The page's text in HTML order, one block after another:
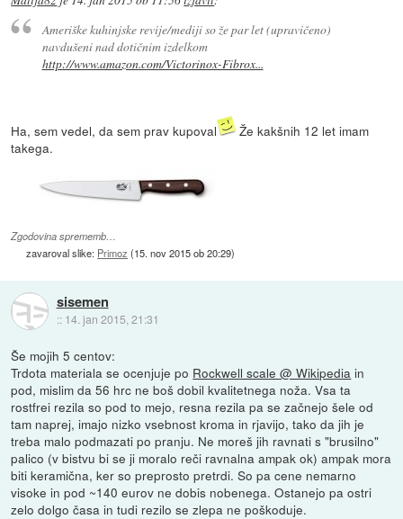
Ameriške kuhinjske revije/mediji so že par let (upravičeno)
navdušeni nad dotičnim izdelkom
http://www.amazon.com/Victorinox-Fibrox...
Ha, sem vedel, da sem prav kupoval
Že kakšnih 12 let imam
takega.
Zgodovina sprememb…
zavaroval slike: Primoz (15. nov 2015 ob 20:29)
sisemen
:: 14. jan 2015, 21:31
Še mojih 5 centov:
Trdota materiala se ocenjuje po Rockwell scale @ Wikipedia in
pod, mislim da 56 hrc ne boš dobil kvalitetnega noža. Vsa ta
rostfrei rezila so pod to mejo, resna rezila pa se začnejo šele od
tam naprej, imajo nizko vsebnost kroma in rjavijo, tako da jih je
treba malo podmazati po pranju. Ne moreš jih ravnati s "brusilno"
palico (v bistvu bi se ji moralo reči ravnalna ampak ok) ampak mora
biti keramična, ker so preprosto pretrdi. So pa cene nemarno
visoke in pod ~140 eurov ne dobis nobenega. Ostanejo pa ostri
zelo dolgo časa in tudi rezilo se zlepa ne poškoduje.